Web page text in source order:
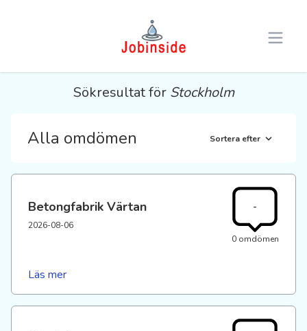
Open
Sökresultat för Stockholm
Alla omdömen Sortera efter
Betongfabrik Värtan
2026-08-06
-
0 omdömen
Läs mer